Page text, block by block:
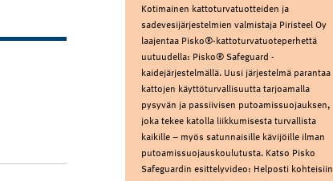
Kotimainen kattoturvatuotteiden ja
sadevesijärjestelmien valmistaja Piristeel Oy
laajentaa Pisko®-kattoturvatuoteperhettä
uutuudella: Pisko® Safeguard -
kaidejärjestelmällä. Uusi järjestelmä parantaa
kattojen käyttöturvallisuutta tarjoamalla
pysyvän ja passiivisen putoamissuojauksen,
joka tekee katolla liikkumisesta turvallista
kaikille – myös satunnaisille kävijöille ilman
putoamissuojauskoulutusta. Katso Pisko
Safeguardin esittelyvideo: Helposti kohteisiin